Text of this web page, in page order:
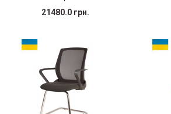
21480.0 грн.